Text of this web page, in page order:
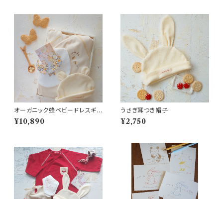
オーガニック蜂ベビードレスギフ
トセット
¥10,890
うさぎ耳つき帽子
¥2,750